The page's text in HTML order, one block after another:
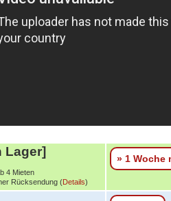
Lager]
4 Mieten
Rücksendung (Details)
» 1 Woche